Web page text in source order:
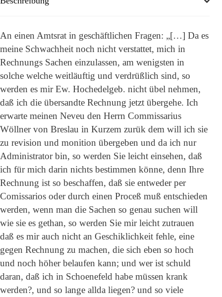
An einen Amtsrat in geschäftlichen Fragen: „[…] Da es
meine Schwachheit noch nicht verstattet, mich in
Rechnungs Sachen einzulassen, am wenigsten in
solche welche weitläuftig und verdrüßlich sind, so
werden es mir Ew. Hochedelgeb. nicht übel nehmen,
daß ich die übersandte Rechnung jetzt übergehe. Ich
erwarte meinen Neveu den Herrn Commissarius
Wöllner von Breslau in Kurzem zurük dem will ich sie
zu revision und monition übergeben und da ich nur
Administrator bin, so werden Sie leicht einsehen, daß
ich für mich darin nichts bestimmen könne, denn Ihre
Rechnung ist so beschaffen, daß sie entweder per
Comissarios oder durch einen Proceß muß entschieden
werden, wenn man die Sachen so genau suchen will
wie sie es gethan, so werden Sie mir leicht zutrauen
daß es mir auch nicht an Geschiklichkeit fehle, eine
gegen Rechnung zu machen, die sich eben so hoch
und noch höher belaufen kann; und wer ist schuld
daran, daß ich in Schoenefeld habe müssen krank
werden?, und so lange allda liegen? und so viele